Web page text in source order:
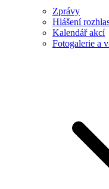
Zprávy
Hlášení
Kalendář akcí
Fotogalerie a